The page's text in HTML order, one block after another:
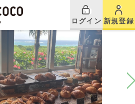
ログイン 新規登録